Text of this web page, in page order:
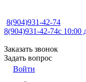
8(904)931-42-74
8(904)931-42-74с 10:00
Заказать звонок
Задать вопрос
Войти